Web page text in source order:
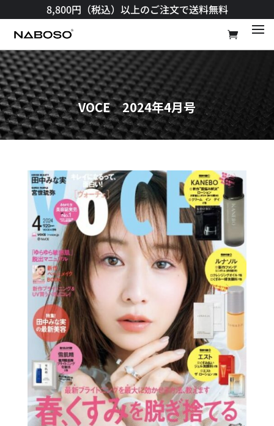
8,800円（税込）以上のご注文で送料無料​
VOCE 2024年4月号